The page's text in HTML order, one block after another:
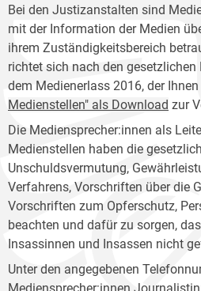
Bei den Justizanstalten sind
mit der Information der Medien
ihrem Zuständigkeitsbereich
richtet sich nach den
dem Medienerlass 2016, der
Medienstellen" als Download zur
Die Mediensprecher:innen als
Medienstellen haben die
Unschuldsvermutung,
Verfahrens, Vorschriften über die
Vorschriften zum Opferschutz,
beachten und dafür zu sorgen,
Insassinnen und Insassen nicht
Unter den angegebenen